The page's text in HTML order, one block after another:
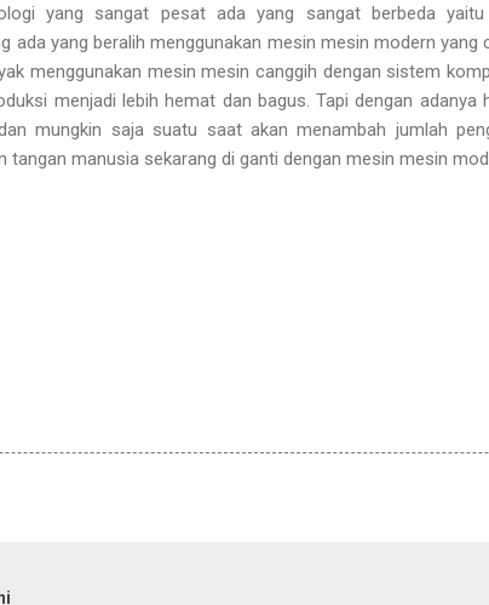
yang sangat pesat ada yang sangat berbeda
ada yang beralih menggunakan mesin mesin modern yang
menggunakan mesin mesin canggih dengan sistem
menjadi lebih hemat dan bagus. Tapi dengan adanya
mungkin saja suatu saat akan menambah jumlah
tangan manusia sekarang di ganti dengan mesin mesin